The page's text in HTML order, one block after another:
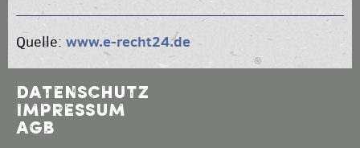
Quelle: www.e-recht24.de
DATENSCHUTZ
IMPRESSUM
AGB